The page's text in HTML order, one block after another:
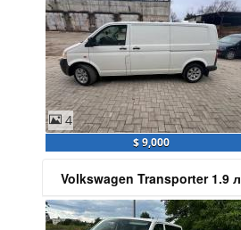
4
$ 9,000
Volkswagen Transporter 1.9 л